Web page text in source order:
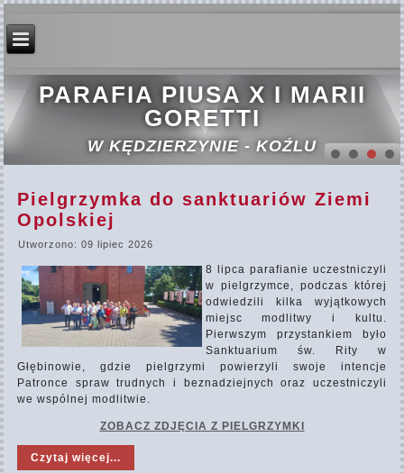
PARAFIA PIUSA X I MARII
GORETTI
W KĘDZIERZYNIE - KOŹLU
Pielgrzymka do sanktuariów Ziemi
Opolskiej
Utworzono: 09 lipiec 2026
8 lipca parafianie uczestniczyli
w pielgrzymce, podczas której
odwiedzili kilka wyjątkowych
miejsc modlitwy i kultu.
Pierwszym przystankiem było
Sanktuarium św. Rity w
Głębinowie, gdzie pielgrzymi powierzyli swoje intencje
Patronce spraw trudnych i beznadziejnych oraz uczestniczyli
we wspólnej modlitwie.
ZOBACZ ZDJĘCIA Z PIELGRZYMKI
Czytaj więcej...